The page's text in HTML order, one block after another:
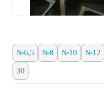
№6,5 №8 №10 №12
30